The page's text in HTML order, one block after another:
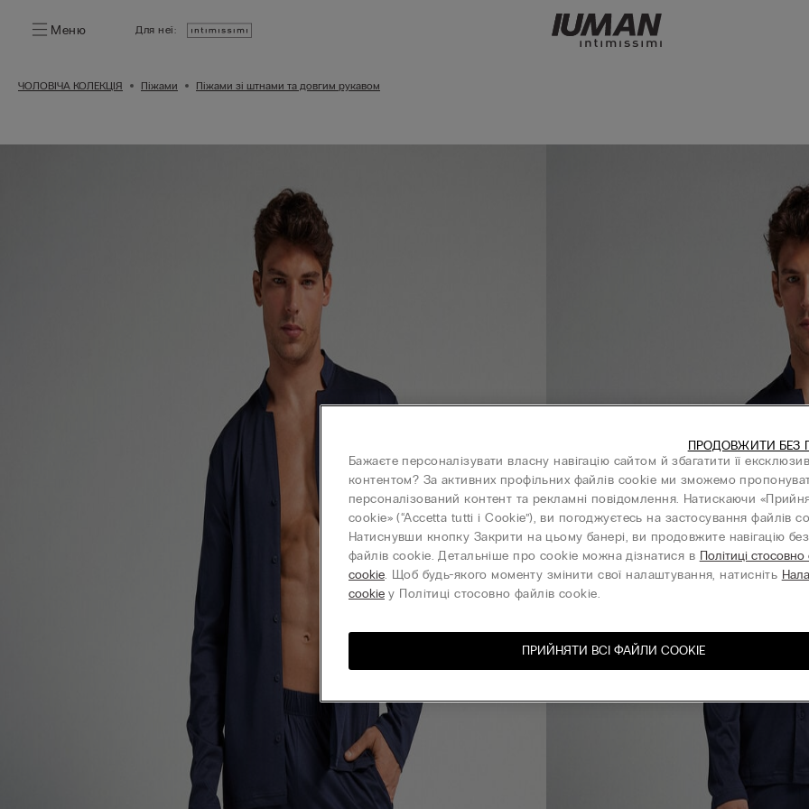
Меню Для неї:
ЧОЛОВІЧА КОЛЕКЦІЯ Піжами Піжами зі штнами та довгим рукавом
Бажаєте персоналізувати власну навігацію сайтом й збагатити її
контентом? За активних профільних файлів cookie ми зможемо
персоналізований контент та рекламні повідомлення. Натискаючи
cookie» (“Accetta tutti i Cookie”), ви погоджуєтесь на застосування файлів
Натиснувши кнопку Закрити на цьому банері, ви продовжите навігацію без
файлів cookie. Детальніше про cookie можна дізнатися в Політиці стосовно
cookie. Щоб будь-якого моменту змінити свої налаштування, натисніть
cookie у Політиці стосовно файлів cookie.
ПРИЙНЯТИ ВСІ ФАЙЛИ СOOKIE
ПРОДОВЖИТИ БЕЗ